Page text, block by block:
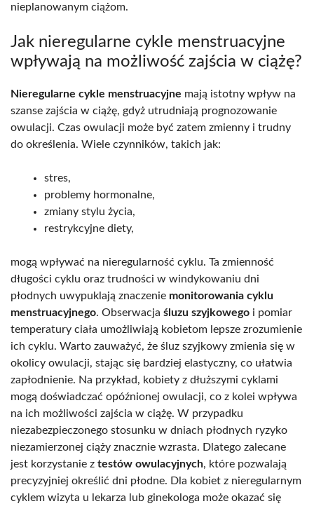
nieplanowanym ciążom.
Jak nieregularne cykle menstruacyjne
wpływają na możliwość zajścia w ciążę?
Nieregularne cykle menstruacyjne mają istotny wpływ na
szanse zajścia w ciążę, gdyż utrudniają prognozowanie
owulacji. Czas owulacji może być zatem zmienny i trudny
do określenia. Wiele czynników, takich jak:
stres,
problemy hormonalne,
zmiany stylu życia,
restrykcyjne diety,
mogą wpływać na nieregularność cyklu. Ta zmienność
długości cyklu oraz trudności w windykowaniu dni
płodnych uwypuklają znaczenie monitorowania cyklu
menstruacyjnego. Obserwacja śluzu szyjkowego i pomiar
temperatury ciała umożliwiają kobietom lepsze zrozumienie
ich cyklu. Warto zauważyć, że śluz szyjkowy zmienia się w
okolicy owulacji, stając się bardziej elastyczny, co ułatwia
zapłodnienie. Na przykład, kobiety z dłuższymi cyklami
mogą doświadczać opóźnionej owulacji, co z kolei wpływa
na ich możliwości zajścia w ciążę. W przypadku
niezabezpieczonego stosunku w dniach płodnych ryzyko
niezamierzonej ciąży znacznie wzrasta. Dlatego zalecane
jest korzystanie z testów owulacyjnych, które pozwalają
precyzyjniej określić dni płodne. Dla kobiet z nieregularnym
cyklem wizyta u lekarza lub ginekologa może okazać się